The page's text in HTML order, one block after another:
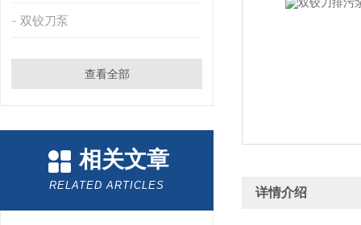
双铰刀泵
查看全部
相关文章
RELATED ARTICLES
详情介绍